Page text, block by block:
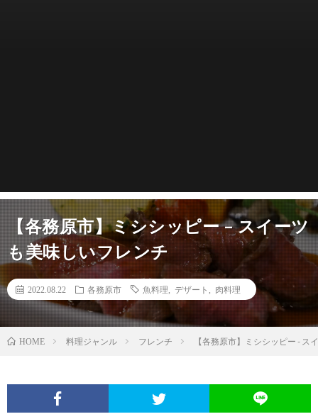
【各務原市】ミシシッピー – スイーツ
も美味しいフレンチ
2022.08.22 各務原市 魚料理 デザート 肉料理
HOME 料理ジャンル フレンチ 【各務原市】ミシシッピー - ス